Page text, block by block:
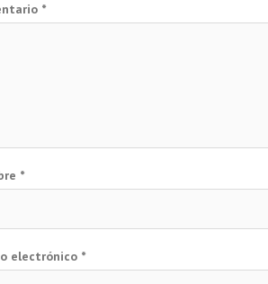
*
*
electrónico *